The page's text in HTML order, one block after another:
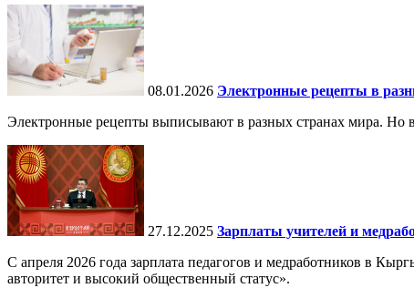
08.01.2026 Электронные рецепты в
Электронные рецепты выписывают в разных странах мира. Но
27.12.2025 Зарплаты учителей и
С апреля 2026 года зарплата педагогов и медработников в
авторитет и высокий общественный статус».